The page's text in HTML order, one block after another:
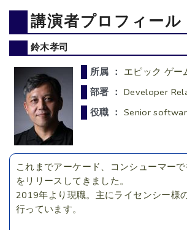
講演者プロフィール
鈴木孝司
所属 ： エピック ゲー
部署 ： Developer
役職 ： Senior
これまでアーケード、コンシューマー
をリリースしてきました。
2019年より現職。主にライセンシー様
行っています。